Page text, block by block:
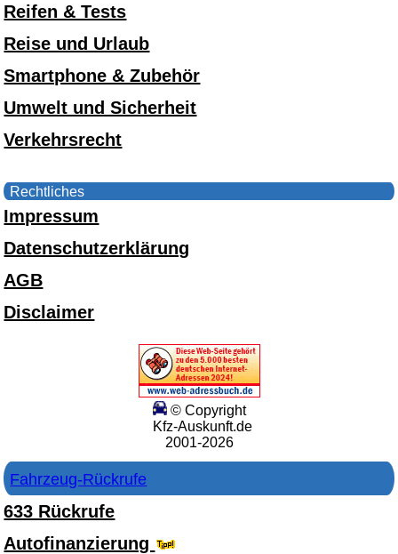
Reifen & Tests
Reise und Urlaub
Smartphone & Zubehör
Umwelt und Sicherheit
Verkehrsrecht
Rechtliches
Impressum
Datenschutzerklärung
AGB
Disclaimer
© Copyright
Kfz-Auskunft.de
2001-2026
Fahrzeug-Rückrufe
633 Rückrufe
Autofinanzierung